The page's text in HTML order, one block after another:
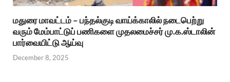
மதுரை மாவட்டம் – பந்தல்குடி வாய்க்காலில் நடைபெற்று
வரும் மேம்பாட்டுப் பணிகளை முதலமைச்சர் மு.க.ஸ்டாலின்
பார்வையிட்டு ஆய்வு
December 8, 2025